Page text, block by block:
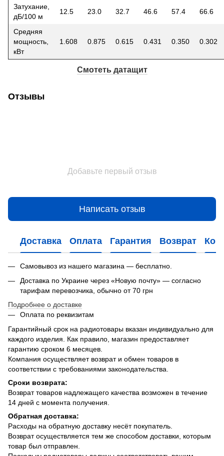
Затухание,
дБ/100 м
12.5 23.0 32.7 46.6 57.4 66.6
Средняя
мощность,
кВт
1.608 0.875 0.615 0.431 0.350 0.302
Смотеть датащит
Отзывы
Добавьте первый отзыв
Написать отзыв
Доставка Оплата Гарантия Возврат
Самовывоз из нашего магазина — бесплатно.
Доставка по Украине через «Новую почту» — согласно
тарифам перевозчика, обычно от 70 грн
Подробнее о доставке
Оплата по реквизитам
Гарантийный срок на радиотовары вказан индивидуально для
каждого изделия. Как правило, магазин предоставляет
гарантию сроком 6 месяцев.
Компания осуществляет возврат и обмен товаров в
соответствии с требованиями законодательства.
Сроки возврата:
Возврат товаров надлежащего качества возможен в течение
14 дней с момента получения.
Обратная доставка:
Расходы на обратную доставку несёт покупатель.
Возврат осуществляется тем же способом доставки, которым
товар был отправлен.